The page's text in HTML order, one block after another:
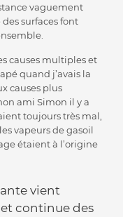
vaguement
surfaces font
causes multiples et
quand j’avais la
causes plus
ami Simon il y a
toujours très mal,
vapeurs de gasoil
étaient à l’origine
vient
continue des